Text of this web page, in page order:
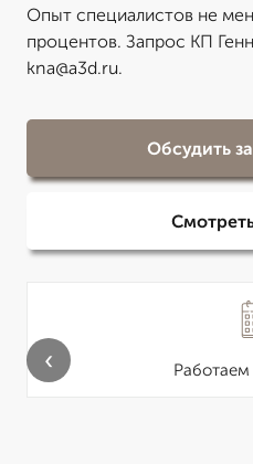
Опыт специалистов не
процентов. Запрос КП
kna@a3d.ru.
Обсудить
Работаем
‹